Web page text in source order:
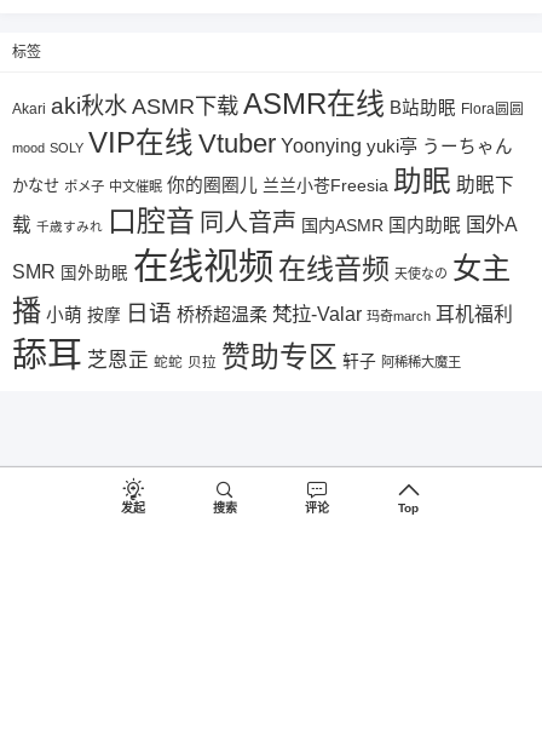
标签
Akari aki秋水ASMR下载ASMR在线 B站助眠 Flora圆圆
mood SOLY VIP在线 Vtuber Yoonying yuki亭 うーちゃん
かなせ ポメ子 中文催眠 你的圈圈儿 兰兰小苍Freesia 助眠 助眠下
载 千歳すみれ 口腔音 同人音声 国内ASMR 国内助眠 国外A
SMR 国外助眠 在线视频 在线音频 天使なの 女主
播 小萌 按摩 日语 桥桥超温柔 梵拉-Valar 玛奇march 耳机福利
舔耳 芝恩㱏 蛇蛇 贝拉 赞助专区 轩子 阿稀稀大魔王
发起 搜索 评论 Top